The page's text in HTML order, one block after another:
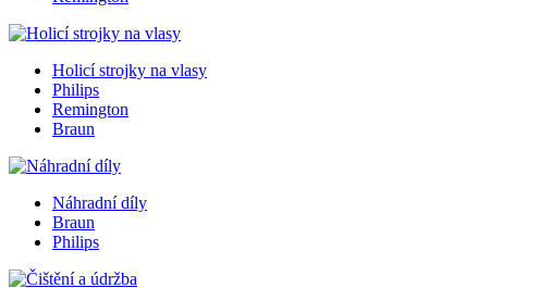
Holicí strojky na vlasy
Philips
Remington
Braun
Náhradní díly
Braun
Philips